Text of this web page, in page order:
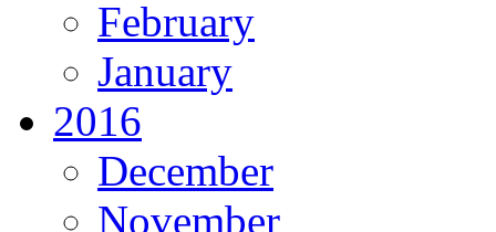
February
January
2016
December
November